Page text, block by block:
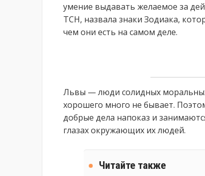
умение выдавать желаемое за
ТСН, назвала знаки Зодиака,
чем они есть на самом деле.
Львы — люди солидных моральных
хорошего много не бывает.
добрые дела напоказ и
глазах окружающих их людей.
Читайте также